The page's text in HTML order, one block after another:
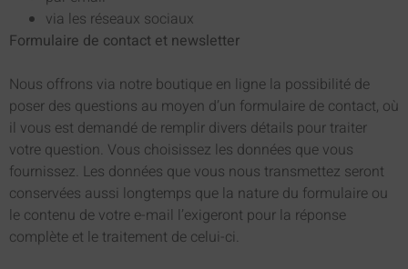
via les réseaux sociaux
Formulaire de contact et newsletter
Nous offrons via notre boutique en ligne la possibilité de
poser des questions au moyen d’un formulaire de contact, où
il vous est demandé de remplir divers détails pour traiter
votre question. Vous choisissez les données que vous
fournissez. Les données que vous nous transmettez seront
conservées aussi longtemps que la nature du formulaire ou
le contenu de votre e-mail l’exigeront pour la réponse
complète et le traitement de celui-ci.